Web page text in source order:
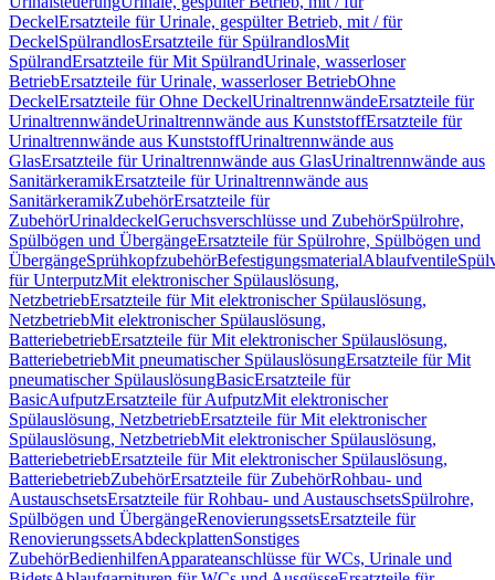
DeckelErsatzteile für Urinale, gespülter Betrieb, mit / für
DeckelSpülrandlosErsatzteile für SpülrandlosMit
SpülrandErsatzteile für Mit SpülrandUrinale, wasserloser
BetriebErsatzteile für Urinale, wasserloser BetriebOhne
DeckelErsatzteile für Ohne DeckelUrinaltrennwändeErsatzteile für
UrinaltrennwändeUrinaltrennwände aus KunststoffErsatzteile für
Urinaltrennwände aus KunststoffUrinaltrennwände aus
GlasErsatzteile für Urinaltrennwände aus GlasUrinaltrennwände aus
SanitärkeramikErsatzteile für Urinaltrennwände aus
SanitärkeramikZubehörErsatzteile für
ZubehörUrinaldeckelGeruchsverschlüsse und ZubehörSpülrohre,
Spülbögen und ÜbergängeErsatzteile für Spülrohre, Spülbögen und
ÜbergängeSprühkopfzubehörBefestigungsmaterialAblaufventile
für UnterputzMit elektronischer Spülauslösung,
NetzbetriebErsatzteile für Mit elektronischer Spülauslösung,
NetzbetriebMit elektronischer Spülauslösung,
BatteriebetriebErsatzteile für Mit elektronischer Spülauslösung,
BatteriebetriebMit pneumatischer SpülauslösungErsatzteile für Mit
pneumatischer SpülauslösungBasicErsatzteile für
BasicAufputzErsatzteile für AufputzMit elektronischer
Spülauslösung, NetzbetriebErsatzteile für Mit elektronischer
Spülauslösung, NetzbetriebMit elektronischer Spülauslösung,
BatteriebetriebErsatzteile für Mit elektronischer Spülauslösung,
BatteriebetriebZubehörErsatzteile für ZubehörRohbau- und
AustauschsetsErsatzteile für Rohbau- und AustauschsetsSpülrohre,
Spülbögen und ÜbergängeRenovierungssetsErsatzteile für
RenovierungssetsAbdeckplattenSonstiges
ZubehörBedienhilfenApparateanschlüsse für WCs, Urinale und